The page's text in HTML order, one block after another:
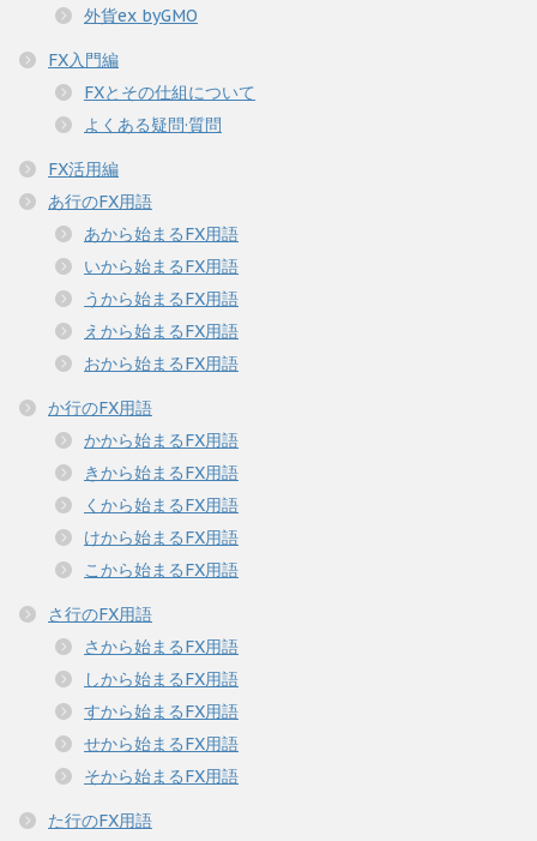
外貨ex byGMO
FX入門編
FXとその仕組について
よくある疑問·質問
FX活用編
あ行のFX用語
あから始まるFX用語
いから始まるFX用語
うから始まるFX用語
えから始まるFX用語
おから始まるFX用語
か行のFX用語
かから始まるFX用語
きから始まるFX用語
くから始まるFX用語
けから始まるFX用語
こから始まるFX用語
さ行のFX用語
さから始まるFX用語
しから始まるFX用語
すから始まるFX用語
せから始まるFX用語
そから始まるFX用語
た行のFX用語